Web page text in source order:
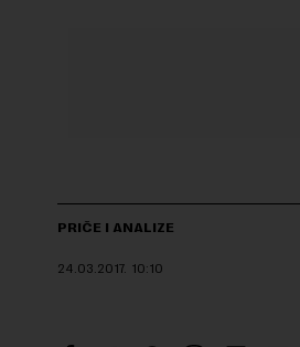
PRIČE I ANALIZE
24.03.2017. 10:10